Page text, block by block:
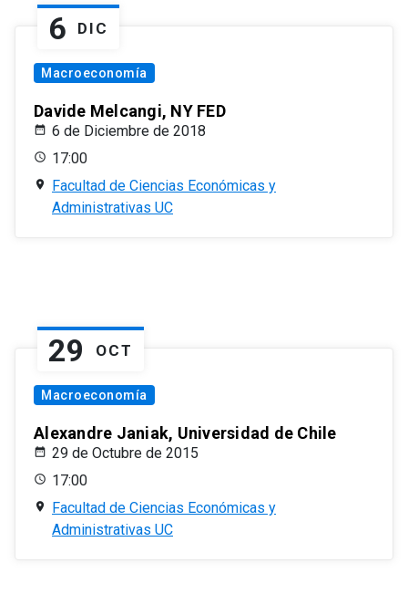
6 DIC
Macroeconomía
Davide Melcangi, NY FED
6 de Diciembre de 2018
17:00
Facultad de Ciencias Económicas y
Administrativas UC
29 OCT
Macroeconomía
Alexandre Janiak, Universidad de Chile
29 de Octubre de 2015
17:00
Facultad de Ciencias Económicas y
Administrativas UC